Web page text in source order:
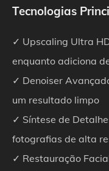
Tecnologias
✓ Upscaling Ultra
enquanto adiciona
✓ Denoiser
um resultado limpo
✓ Síntese de
fotografias de alta
✓ Restauração